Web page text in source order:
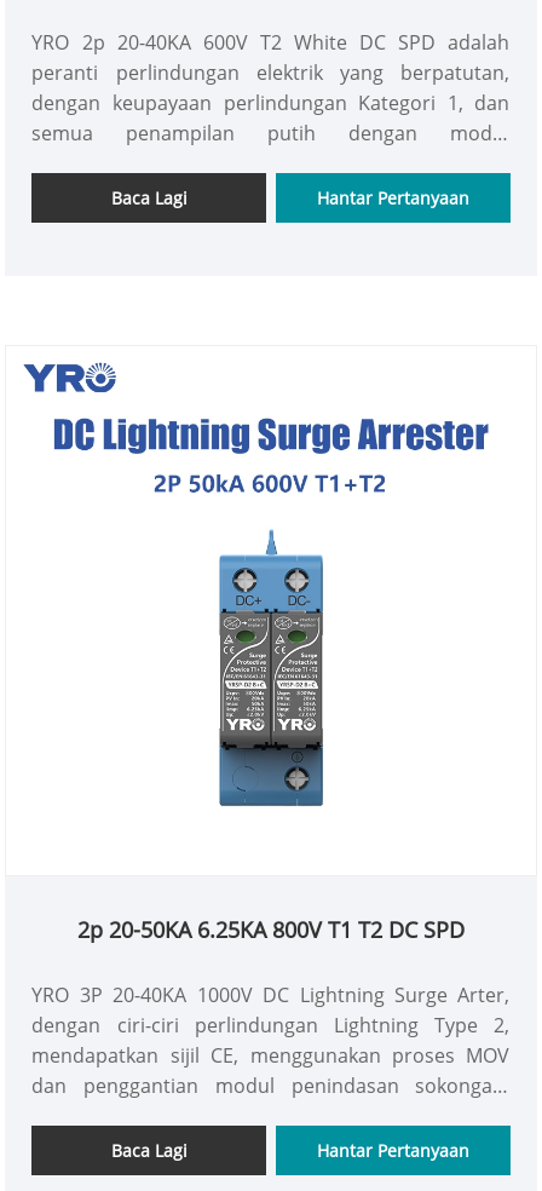
YRO 2p 20-40KA 600V T2 White DC SPD adalah
peranti perlindungan elektrik yang berpatutan,
dengan keupayaan perlindungan Kategori 1, dan
semua penampilan putih dengan modul
menyediakan perlindungan kilat asas dan boleh
dipercayai untuk sistem 600V DC untuk memenuhi
Baca Lagi Hantar Pertanyaan
2p 20-50KA 6.25KA 800V T1 T2 DC SPD
YRO 3P 20-40KA 1000V DC Lightning Surge Arter,
dengan ciri-ciri perlindungan Lightning Type 2,
mendapatkan sijil CE, menggunakan proses MOV
dan penggantian modul penindasan sokongan,
20-50KA 6.25KA 800V T1 T2 DC SPD.
Baca Lagi Hantar Pertanyaan